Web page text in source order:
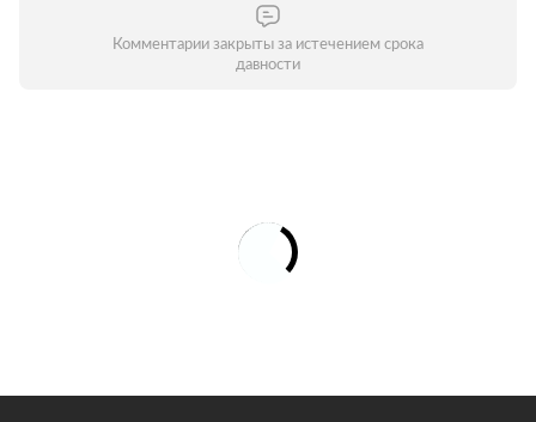
Комментарии закрыты за истечением срока
давности